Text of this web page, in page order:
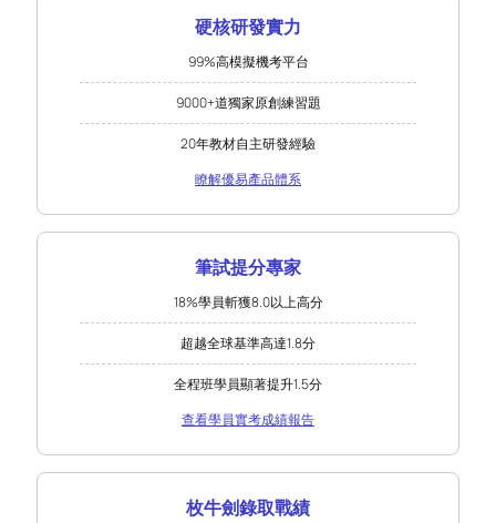
硬核研發實力
99%高模擬機考平台
9000+道獨家原創練習題
20年教材自主研發經驗
瞭解優易產品體系
筆試提分專家
18%學員斬獲8.0以上高分
超越全球基準高達1.8分
全程班學員顯著提升1.5分
查看學員實考成績報告
枚牛劍錄取戰績